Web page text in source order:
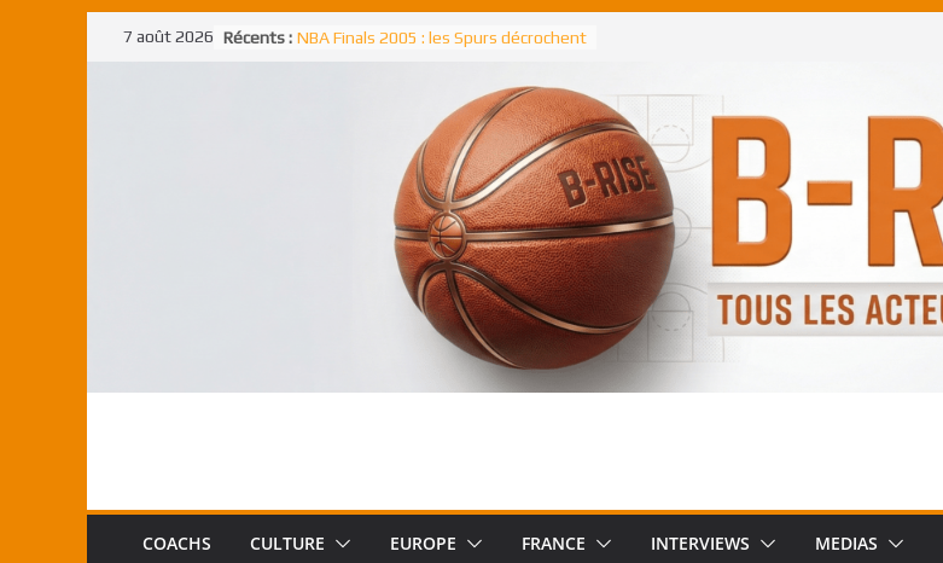
Passer7 août 2026 Récents : NBA Finals 2005 : les Spurs décrochent
NBA Finals 2021 : les Bucks et Giannis
Antetokounmpo triomphent, le Greek
Shai Gilgeous-Alexander : son premier
match à plus de 40 points en NBA, le
canadien transcendant face aux Spurs
Pau Gasol dans l’histoire en 2002 :
premier européen sacré Rookie de
Rudy Gobert, deuxième Français élu
meilleur défenseur d’une saison NBA
COACHS CULTURE EUROPE FRANCE INTERVIEWS MEDIAS